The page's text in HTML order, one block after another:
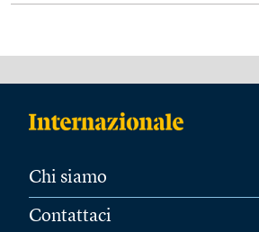
Chi siamo
Contattaci